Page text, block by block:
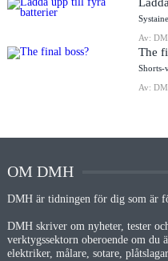
Av:
The
Shorts-
Av:
OM DMH
DMH är tidningen för dig som är
DMH skriver om nyheter, tester
verktygssektorn oberoende om du
elektriker, målare, sotare,